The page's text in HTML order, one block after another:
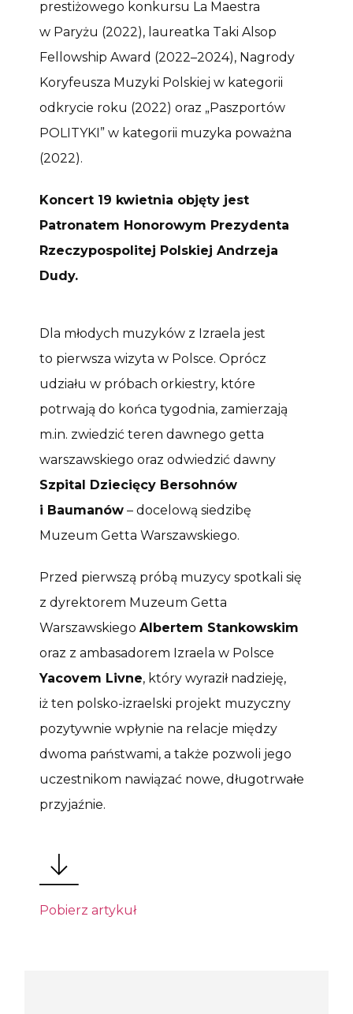
prestiżowego konkursu La Maestra
w Paryżu (2022), laureatka Taki Alsop
Fellowship Award (2022–2024), Nagrody
Koryfeusza Muzyki Polskiej w kategorii
odkrycie roku (2022) oraz „Paszportów
POLITYKI” w kategorii muzyka poważna
(2022).
Koncert 19 kwietnia objęty jest
Patronatem Honorowym Prezydenta
Rzeczypospolitej Polskiej Andrzeja
Dudy.
Dla młodych muzyków z Izraela jest
to pierwsza wizyta w Polsce. Oprócz
udziału w próbach orkiestry, które
potrwają do końca tygodnia, zamierzają
m.in. zwiedzić teren dawnego getta
warszawskiego oraz odwiedzić dawny
Szpital Dziecięcy Bersohnów
i Baumanów – docelową siedzibę
Muzeum Getta Warszawskiego.
Przed pierwszą próbą muzycy spotkali się
z dyrektorem Muzeum Getta
Warszawskiego Albertem Stankowskim
oraz z ambasadorem Izraela w Polsce
Yacovem Livne, który wyraził nadzieję,
iż ten polsko-izraelski projekt muzyczny
pozytywnie wpłynie na relacje między
dwoma państwami, a także pozwoli jego
uczestnikom nawiązać nowe, długotrwałe
przyjaźnie.
Pobierz artykuł